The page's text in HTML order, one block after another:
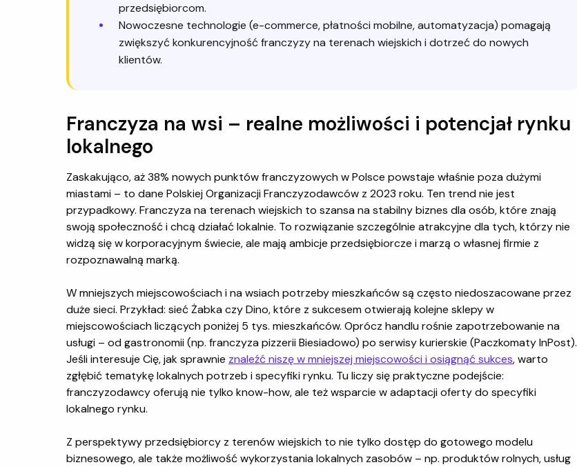
przedsiębiorcom.
Nowoczesne technologie (e-commerce, płatności mobilne, automatyzacja) pomagają
zwiększyć konkurencyjność franczyzy na terenach wiejskich i dotrzeć do nowych
klientów.
Franczyza na wsi – realne możliwości i potencjał rynku
lokalnego
Zaskakująco, aż 38% nowych punktów franczyzowych w Polsce powstaje właśnie poza dużymi
miastami – to dane Polskiej Organizacji Franczyzodawców z 2023 roku. Ten trend nie jest
przypadkowy. Franczyza na terenach wiejskich to szansa na stabilny biznes dla osób, które znają
swoją społeczność i chcą działać lokalnie. To rozwiązanie szczególnie atrakcyjne dla tych, którzy nie
widzą się w korporacyjnym świecie, ale mają ambicje przedsiębiorcze i marzą o własnej firmie z
rozpoznawalną marką.
W mniejszych miejscowościach i na wsiach potrzeby mieszkańców są często niedoszacowane przez
duże sieci. Przykład: sieć Żabka czy Dino, które z sukcesem otwierają kolejne sklepy w
miejscowościach liczących poniżej 5 tys. mieszkańców. Oprócz handlu rośnie zapotrzebowanie na
usługi – od gastronomii (np. franczyza pizzerii Biesiadowo) po serwisy kurierskie (Paczkomaty InPost).
Jeśli interesuje Cię, jak sprawnie znaleźć niszę w mniejszej miejscowości i osiągnąć sukces, warto
zgłębić tematykę lokalnych potrzeb i specyfiki rynku. Tu liczy się praktyczne podejście:
franczyzodawcy oferują nie tylko know-how, ale też wsparcie w adaptacji oferty do specyfiki
lokalnego rynku.
Z perspektywy przedsiębiorcy z terenów wiejskich to nie tylko dostęp do gotowego modelu
biznesowego, ale także możliwość wykorzystania lokalnych zasobów – np. produktów rolnych, usług